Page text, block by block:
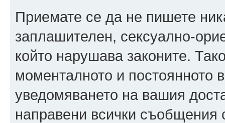
Приемате се да не пишете
заплашителен, сексуално-
който нарушава законите.
моменталното и постоянното
уведомяването на вашия
направени всички съобщения